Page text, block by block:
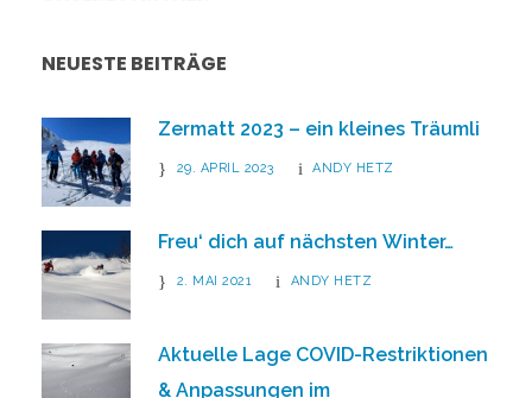
NEUESTE BEITRÄGE
Zermatt 2023 – ein kleines Träumli
29. APRIL 2023 ANDY HETZ
Freu‘ dich auf nächsten Winter…
2. MAI 2021 ANDY HETZ
Aktuelle Lage COVID-Restriktionen
& Anpassungen im